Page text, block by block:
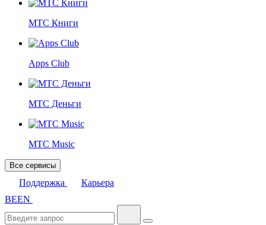
МТС Книги
Apps Club
МТС Деньги
МТС Music
Все сервисы
Поддержка
Карьера
BEEN